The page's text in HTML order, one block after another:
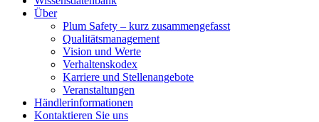
Über
Plum Safety – kurz zusammengefasst
Qualitätsmanagement
Vision und Werte
Verhaltenskodex
Karriere und Stellenangebote
Veranstaltungen
Händlerinformationen
Kontaktieren Sie uns